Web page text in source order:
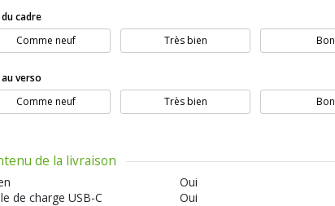
cadre
Comme neuf
Très bien Bon
verso
Comme neuf
Très bien Bon
de la livraison
Oui
de charge USB-C
Oui